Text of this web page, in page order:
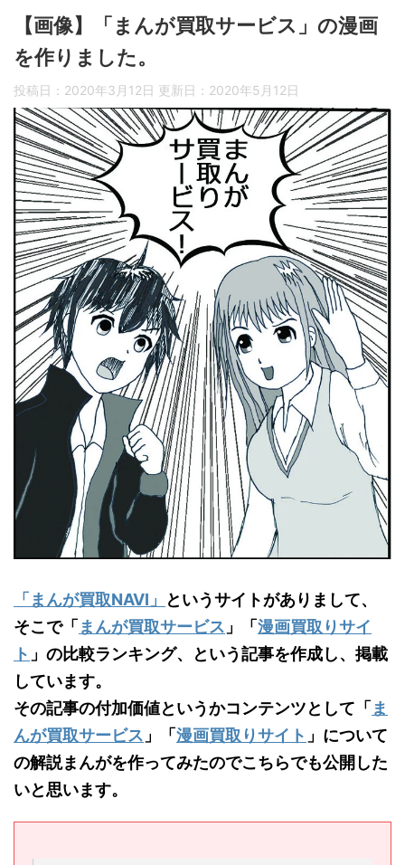
【画像】「まんが買取サービス」の漫画
を作りました。
投稿日：2020年3月12日 更新日： 2020年5月12日
「まんが買取NAVI」
というサイトがありまして、
そこで「 まんが買取サービス 」「 漫画買取りサイ
ト 」の比較ランキング、という記事を作成し、掲載
しています。
その記事の付加価値というかコンテンツとして「 ま
んが買取サービス 」「 漫画買取りサイト 」について
の解説まんがを作ってみたのでこちらでも公開した
いと思います。